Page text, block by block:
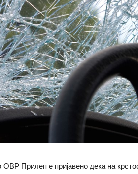
Прилеп е пријавено дека на